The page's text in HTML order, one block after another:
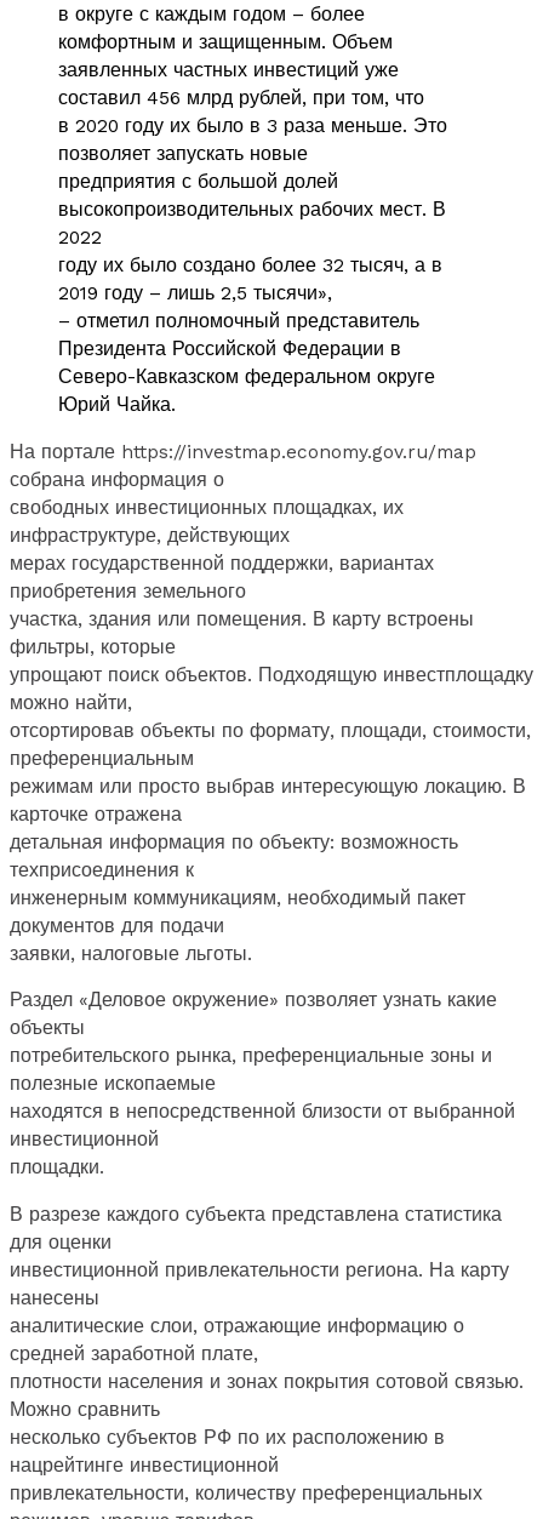
в округе с каждым годом – более
комфортным и защищенным. Объем
заявленных частных инвестиций уже
составил 456 млрд рублей, при том, что
в 2020 году их было в 3 раза меньше. Это
позволяет запускать новые
предприятия с большой долей
высокопроизводительных рабочих мест. В
2022
году их было создано более 32 тысяч, а в
2019 году – лишь 2,5 тысячи»,
– отметил полномочный представитель
Президента Российской Федерации в
Северо-Кавказском федеральном округе
Юрий Чайка.
На портале https://investmap.economy.gov.ru/map
собрана информация о
свободных инвестиционных площадках, их
инфраструктуре, действующих
мерах государственной поддержки, вариантах
приобретения земельного
участка, здания или помещения. В карту встроены
фильтры, которые
упрощают поиск объектов. Подходящую инвестплощадку
можно найти,
отсортировав объекты по формату, площади, стоимости,
преференциальным
режимам или просто выбрав интересующую локацию. В
карточке отражена
детальная информация по объекту: возможность
техприсоединения к
инженерным коммуникациям, необходимый пакет
документов для подачи
заявки, налоговые льготы.
Раздел «Деловое окружение» позволяет узнать какие
объекты
потребительского рынка, преференциальные зоны и
полезные ископаемые
находятся в непосредственной близости от выбранной
инвестиционной
площадки.
В разрезе каждого субъекта представлена статистика
для оценки
инвестиционной привлекательности региона. На карту
нанесены
аналитические слои, отражающие информацию о
средней заработной плате,
плотности населения и зонах покрытия сотовой связью.
Можно сравнить
несколько субъектов РФ по их расположению в
нацрейтинге инвестиционной
привлекательности, количеству преференциальных